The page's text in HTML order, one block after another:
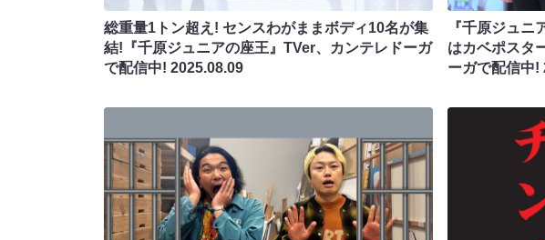
総重量1トン超え! センスわがままボディ10名が集
結!『千原ジュニアの座王』TVer、カンテレドーガ
で配信中! 2025.08.09
『千原ジュ
はカベポスタ
ーガで配信中!